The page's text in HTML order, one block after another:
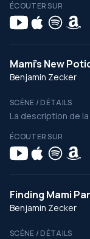
ÉCOUTER SUR
Mami's New
Benjamin Zecker
SCÈNE / DÉTAILS
La description de
ÉCOUTER SUR
Finding Mami
Benjamin Zecker
SCÈNE / DÉTAILS